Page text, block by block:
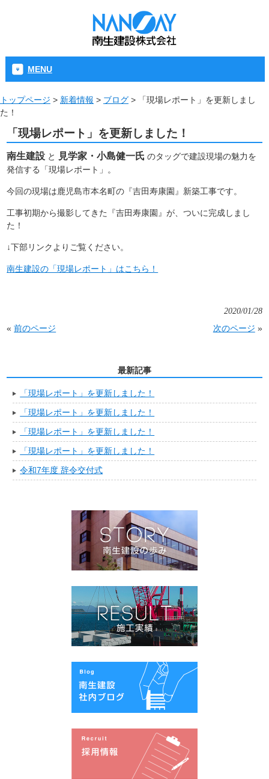
MENU
トップページ > 新着情報 > ブログ >
「現場レポート」を更新しまし
た！
「現場レポート」を更新しました！
南生建設 と 見学家・小島健一氏 のタッグで建設現場の魅力を
発信する「現場レポート」。
今回の現場は鹿児島市本名町の『吉田寿康園』新築工事です。
工事初期から撮影してきた『吉田寿康園』が、ついに完成しまし
た！
↓下部リンクよりご覧ください。
南生建設の「現場レポート」はこちら！
2020/01/28
«前のページ 次のページ »
最新記事
「現場レポート」を更新しました！
「現場レポート」を更新しました！
「現場レポート」を更新しました！
「現場レポート」を更新しました！
令和7年度 辞令交付式